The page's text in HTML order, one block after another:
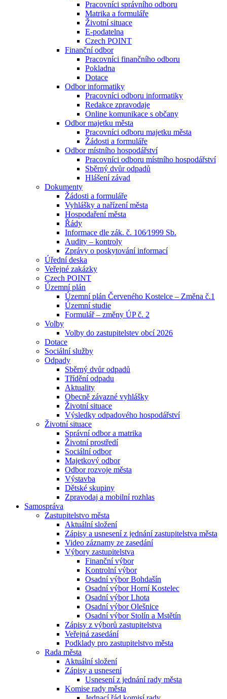
Pracovníci správního odboru
Matrika a formuláře
Životní situace
E-podatelna
Czech POINT
Finanční odbor
Pracovníci finančního odboru
Pokladna
Dotace
Odbor informatiky
Pracovníci odboru informatiky
Redakce zpravodaje
Online komunikace s občany
Odbor majetku města
Pracovníci odboru majetku města
Žádosti a formuláře
Odbor místního hospodářství
Pracovníci odboru místního hospodářství
Sběrný dvůr odpadů
Hlášení závad
Dokumenty
Žádosti a formuláře
Vyhlášky a nařízení města
Hospodaření města
Řády
Informace dle zák. č. 106⁄1999 Sb.
Audity – kontroly
Zprávy o poskytování informací
Úřední deska
Veřejné zakázky
Czech POINT
Územní plán
Územní plán Červeného Kostelce – Změna č.1
Územní studie
Formulář – změny ÚP č. 2
Volby
Volby do zastupitelstev obcí 2026
Dotace
Sociální služby
Odpady
Sběrný dvůr odpadů
Třídění odpadu
Aktuality
Obecně závazné vyhlášky
Životní situace
Výsledky odpadového hospodářství
Životní situace
Správní odbor a matrika
Životní prostředí
Sociální odbor
Majetkový odbor
Odbor rozvoje města
Výstavba
Dětské skupiny
Zpravodaj a mobilní rozhlas
Samospráva
Zastupitelstvo města
Aktuální složení
Zápisy a usnesení z jednání zastupitelstva města
Video záznamy ze zasedání
Výbory zastupitelstva
Finanční výbor
Kontrolní výbor
Osadní výbor Bohdašín
Osadní výbor Horní Kostelec
Osadní výbor Lhota
Osadní výbor Olešnice
Osadní výbor Stolín a Mstětín
Zápisy z výborů zastupitelstva
Veřejná zasedání
Podklady pro zastupitelstvo města
Rada města
Aktuální složení
Zápisy a usnesení
Usnesení z jednání rady města
Komise rady města